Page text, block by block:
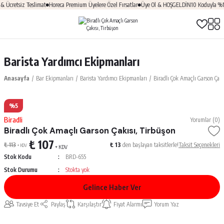
Ücretsiz Teslimat Horeca Premium Üyelere Özel Fırsatlar Üye Ol & HOŞGELDİN10 Koduyla
Barista Yardımcı Ekipmanları
Anasayfa Bar Ekipmanları Barista Yardımcı Ekipmanları Biradlı Çok Amaçlı Garson
%5
Biradli Yorumlar (0)
Biradlı Çok Amaçlı Garson Çakısı, Tirbüşon
₺ 113 + KDV ₺ 107 + KDV ₺ 13 den başlayan taksitlerle!Taksit Seçenekleri
Stok Kodu
BRD-655
Stok Durumu
Stokta yok
Gelince Haber Ver
Tavsiye Et Paylaş Karşılaştır Fiyat Alarmı Yorum Yaz